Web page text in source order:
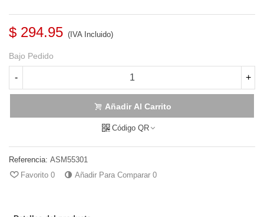
$ 294.95 (IVA Incluido)
Bajo Pedido
- +
Añadir Al Carrito
Código QR
Referencia: ASM55301
Favorito 0 Añadir Para Comparar 0